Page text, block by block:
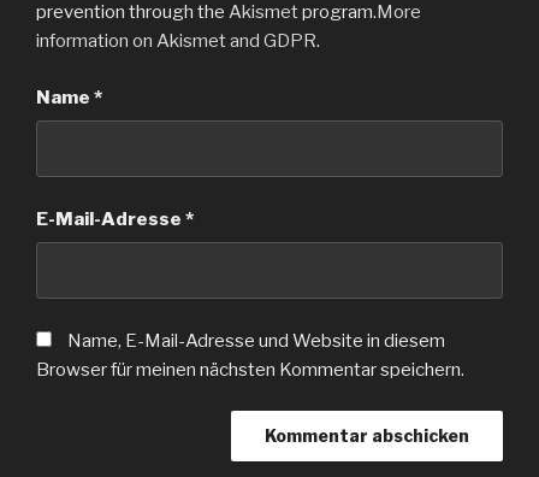
prevention through the Akismetprogram.More
information on Akismet and GDPR.
Name *
E-Mail-Adresse *
Name, E-Mail-Adresse und Website in diesem
Browser für meinen nächsten Kommentar speichern.